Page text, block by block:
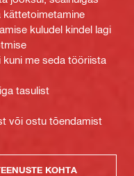
kättetoimetamine
kuludel kindel lagi
me seda tööriista
tasulist
või ostu tõendamist
KOHTA